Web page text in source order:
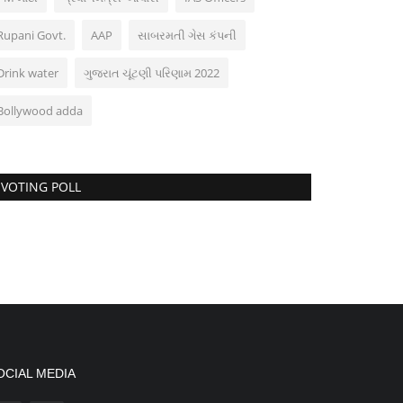
Govt. AAP સાબરમતી ગેસ કંપની
water ગુજરાત ચૂંટણી પરિણામ 2022
adda
VOTING POLL
MEDIA